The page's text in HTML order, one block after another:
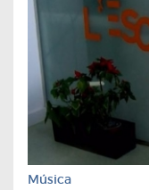
Música